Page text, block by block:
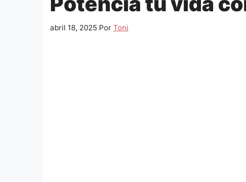
abril 18, 2025 Por Toni